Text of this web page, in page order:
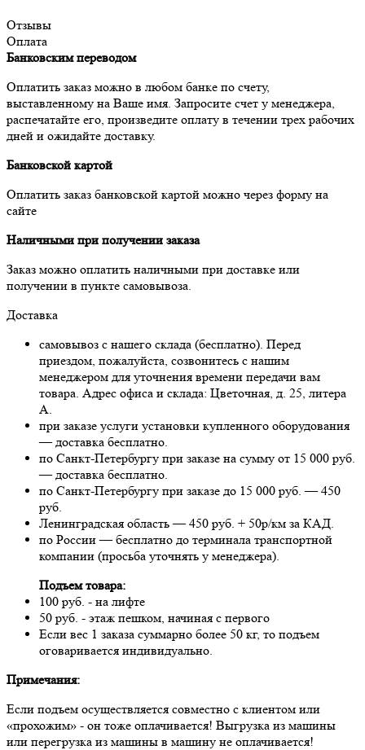
Отзывы
Оплата
Банковским переводом
Оплатить заказ можно в любом банке по счету,
выставленному на Ваше имя. Запросите счет у менеджера,
распечатайте его, произведите оплату в течении трех рабочих
дней и ожидайте доставку.
Банковской картой
Оплатить заказ банковской картой можно через форму на
сайте
Наличными при получении заказа
Заказ можно оплатить наличными при доставке или
получении в пункте самовывоза.
Доставка
самовывоз с нашего склада (бесплатно). Перед
приездом, пожалуйста, созвонитесь с нашим
менеджером для уточнения времени передачи вам
товара. Адрес офиса и склада: Цветочная, д. 25, литера
А.
при заказе услуги установки купленного оборудования
— доставка бесплатно.
по Санкт-Петербургу при заказе на сумму от 15 000 руб.
— доставка бесплатно.
по Санкт-Петербургу при заказе до 15 000 руб. — 450
руб.
Ленинградская область — 450 руб. + 50р/км за КАД.
по России — бесплатно до терминала транспортной
компании (просьба уточнять у менеджера).
Подъем товара:
100 руб. - на лифте
50 руб. - этаж пешком, начиная с первого
Если вес 1 заказа суммарно более 50 кг, то подъем
оговаривается индивидуально.
Примечания:
Если подъем осуществляется совместно с клиентом или
«прохожим» - он тоже оплачивается! Выгрузка из машины
или перегрузка из машины в машину не оплачивается!